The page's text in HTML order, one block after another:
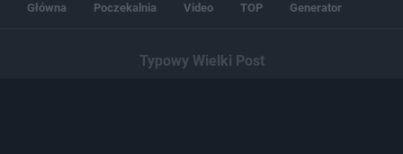
Główna Poczekalnia Video TOP Generator
Typowy Wielki Post